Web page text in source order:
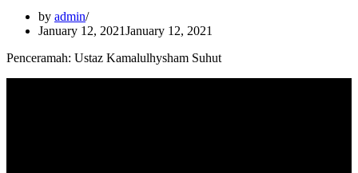
by admin
January 12, 2021January 12, 2021
Penceramah: Ustaz Kamalulhysham Suhut